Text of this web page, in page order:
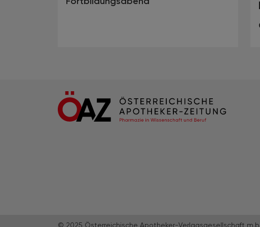
© 2025 Österreichische Apotheker-Verlagsgesellschaft